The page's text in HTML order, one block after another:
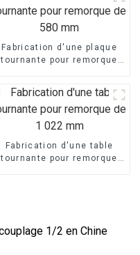
Fabrication d'une plaque
tournante pour remorque
Fabrication d'une table
tournante pour remorque